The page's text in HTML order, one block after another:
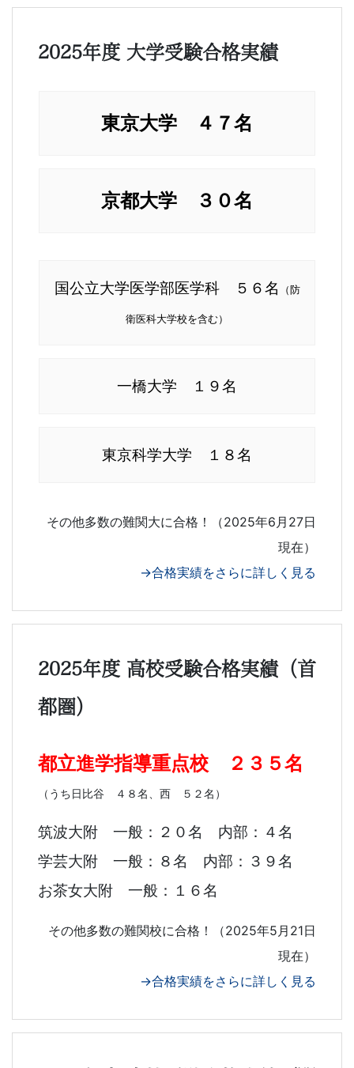
2025年度 大学受験合格実績
東京大学 ４７名
京都大学 ３０名
国公立大学医学部医学科 ５６名 （防
衛医科大学校を含む）
一橋大学 １９名
東京科学大学 １８名
その他多数の難関大に合格！（2025年6月27日
現在）
→合格実績をさらに詳しく見る
2025年度 高校受験合格実績（首
都圏）
都立進学指導重点校 ２３５名
（うち日比谷 ４８名、西 ５２名）
筑波大附 一般： ２０名 内部：４名
学芸大附 一般：８名 内部：３９名
お茶女大附 一般：１６名
その他多数の難関校に合格！（2025年5月21日
現在）
→合格実績をさらに詳しく見る